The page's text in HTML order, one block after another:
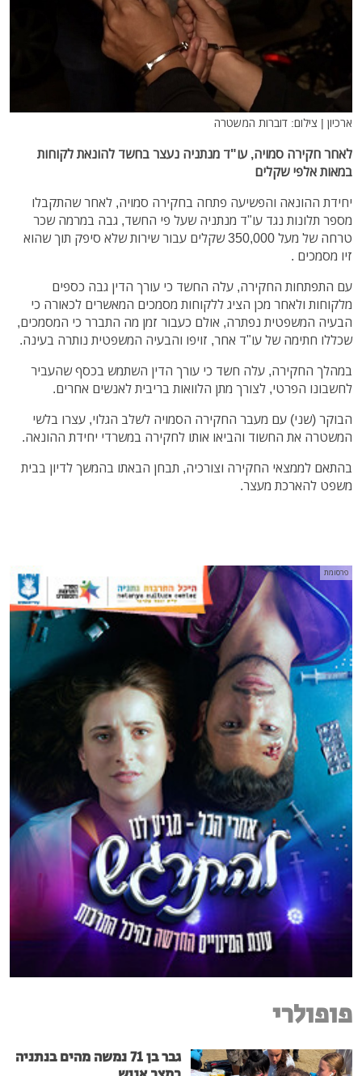
ארכיון | צילום: דוברות המשטרה
לאחר חקירה סמויה, עו"ד מנתניה נעצר בחשד להונאת לקוחות
במאות אלפי שקלים
יחידת ההונאה והפשיעה פתחה בחקירה סמויה, לאחר שהתקבלו
מספר תלונות נגד עו"ד מנתניה שעל פי החשד, גבה במרמה שכר
טרחה של מעל 350,000 שקלים עבור שירות שלא סיפק תוך שהוא
זיו מסמכים .
עם התפתחות החקירה, עלה החשד כי עורך הדין גבה כספים
מלקוחות ולאחר מכן הציג ללקוחות מסמכים המאשרים לכאורה כי
הבעיה המשפטית נפתרה, אולם כעבור זמן מה התברר כי המסמכים,
שכללו חתימה של עו"ד אחר, זויפו והבעיה המשפטית נותרה בעינה.
במהלך החקירה, עלה חשד כי עורך הדין השתמש בכסף שהעביר
לחשבונו הפרטי, לצורך מתן הלוואות בריבית לאנשים אחרים.
הבוקר (שני) עם מעבר החקירה הסמויה לשלב הגלוי, עצרו בלשי
המשטרה את החשוד והביאו אותו לחקירה במשרדי יחידת ההונאה.
בהתאם לממצאי החקירה וצורכיה, תבחן הבאתו בהמשך לדיון בבית
משפט להארכת מעצר.
פרסומת
פופולרי
גבר בן 71 נמשה מהים בנתניה